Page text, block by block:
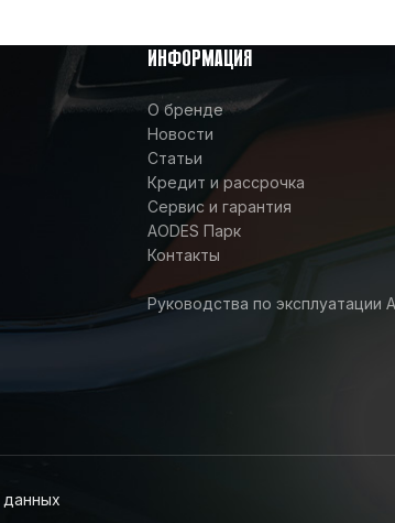
ИНФОРМАЦИЯ
О бренде
Новости
Статьи
Кредит и рассрочка
Сервис и гарантия
AODES Парк
Контакты
Руководства по эксплуатации
данных